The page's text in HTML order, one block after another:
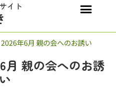
イト
2026年6月 親の会へのお誘い
6月 親の会へのお誘
い